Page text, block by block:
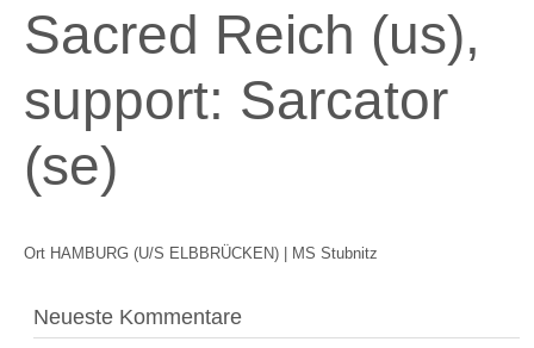
Sacred Reich (us),
support: Sarcator
(se)
Ort HAMBURG (U/S ELBBRÜCKEN) | MS Stubnitz
Neueste Kommentare